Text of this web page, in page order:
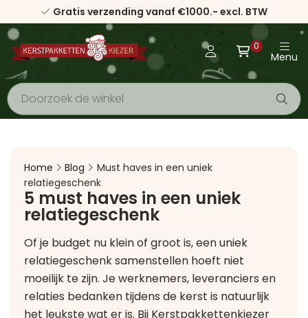
Gratis verzending vanaf €1000.- excl. BTW
0
Menu
Home Blog
Must haves in een uniek
relatiegeschenk
5 must haves in een uniek
relatiegeschenk
Of je budget nu klein of groot is, een uniek
relatiegeschenk samenstellen hoeft niet
moeilijk te zijn. Je werknemers, leveranciers en
relaties bedanken tijdens de kerst is natuurlijk
het leukste wat er is. Bij Kerstpakkettenkiezer